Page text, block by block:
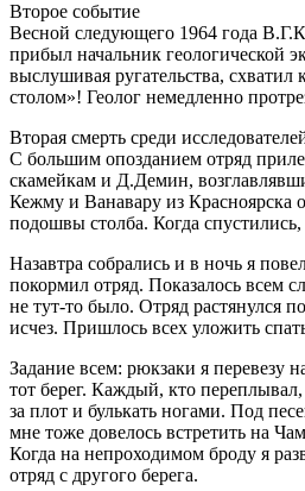
Второе событие
Весной следующего 1964 года
прибыл начальник геологической
выслушивая ругательства,
столом»! Геолог немедленно
Вторая смерть среди
С большим опозданием отряд
скамейкам и Д.Демин,
Кежму и Ванавару из Красноярска
подошвы столба. Когда
Назавтра собрались и в ночь я
покормил отряд. Показалось всем
не тут-то было. Отряд растянулся
исчез. Пришлось всех уложить
Задание всем: рюкзаки я перевезу
тот берег. Каждый, кто
за плот и булькать ногами. Под
мне тоже довелось встретить на
Когда на непроходимом броду я
отряд с другого берега.